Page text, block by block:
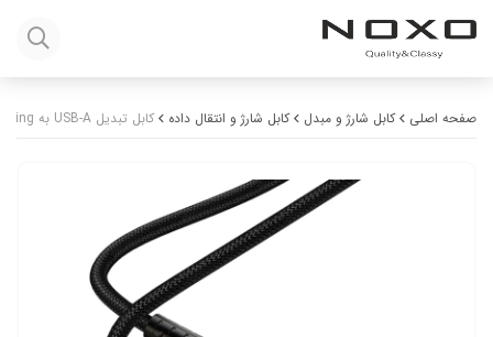
صفحه اصلی کابل شارژ و مبدل کابل شارژ و انتقال داده کابل تبدیل USB-A به Lightning نوکسو مدل CN-3 طول 1.2 متر | شارژ سریع 2.4 آمپر